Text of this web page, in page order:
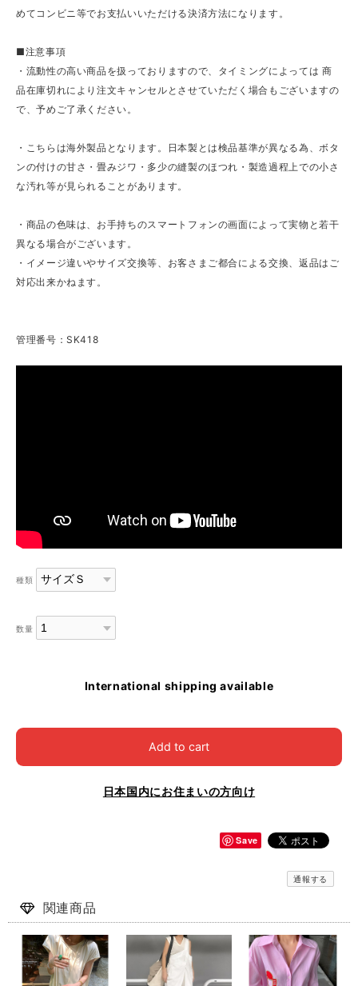
めてコンビニ等でお支払いいただける決済方法になります。
■注意事項
・流動性の高い商品を扱っておりますので、タイミングによっては 商
品在庫切れにより注文キャンセルとさせていただく場合もございますの
で、予めご了承ください。
・こちらは海外製品となります。日本製とは検品基準が異なる為、ボタ
ンの付けの甘さ・畳みジワ・多少の縫製のほつれ・製造過程上での小さ
な汚れ等が見られることがあります。
・商品の色味は、お手持ちのスマートフォンの画面によって実物と若干
異なる場合がございます。
・イメージ違いやサイズ交換等、お客さまご都合による交換、返品はご
対応出来かねます。
管理番号：SK418
種類
数量
International shipping available
Add to cart
日本国内にお住まいの方向け
Save
通報する
関連商品